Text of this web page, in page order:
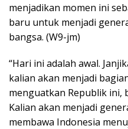
menjadikan momen ini
baru untuk menjadi
bangsa. (W9-jm)
“Hari ini adalah awal.
kalian akan menjadi
menguatkan Republik ini,
Kalian akan menjadi
membawa Indonesia